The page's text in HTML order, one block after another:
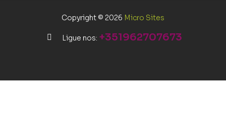
Copyright © 2026 Micro Sites
Ligue nos: +351962707673